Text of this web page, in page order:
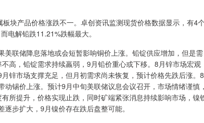
产品价格涨跌不一。卓创资讯监测现货价格数据显示，有4
电解铅跌11.21%跌幅最大。
联储降息落地或会短暂影响铜价上涨。铅锭供应增加，但是需
高，铅锭需求持续羸弱，9月铅价重心或下移。8月锌市场宏观
锌市场支撑充足，但月初需求尚未恢复，预计价格先跌后涨。8
锡价上涨。预计9月中旬美联储议息会议召开，市场情绪谨慎
所提升，价格实现止跌，同时矿端紧张消息持续影响市场，镍
步扩大，9月镍价存在跌后盘整可能。